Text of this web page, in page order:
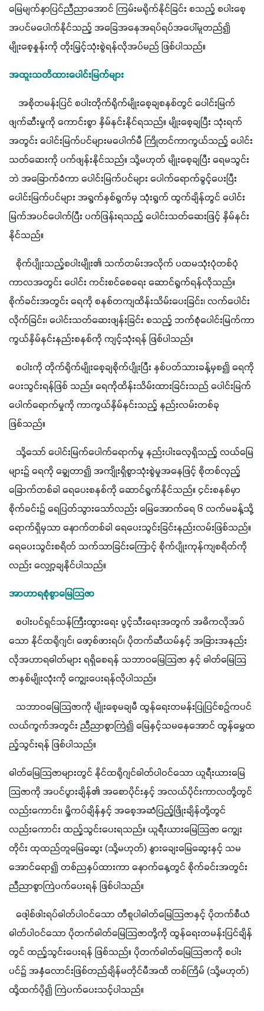
‌မြေမျက်နှာပြင်ညီညာအောင် ကြမ်းမရိုက်နိုင်ခြင်း စသည့် စပါးစေ့
အပင်မပေါက်နိုင်သည့် အ‌ခြေအနေအရပ်ရပ်အပေါ်မူတည်၍
မျိုးစေ့နှုန်းကို တိုးမြှင့်သုံးစွဲရန်လိုအပ်မည် ဖြစ်ပါသည်။
အထူးသတိထားပေါင်းမြက်များ
အစိုတမန်းပြင် စပါးတိုက်ရိုက်မျိုးစေ့ချစနစ်တွင် ပေါင်းမြက်
ဖျက်ဆီးမှုကို ကောင်းစွာ နှိမ်နင်းနိုင်ရသည်။ မျိုးစေ့ချပြီး သုံးရက်
အတွင်း ပေါင်းမြက်ပင်များမပေါက်မီ ကြိုတင်ကာကွယ်သည့် ပေါင်း
သတ်ဆေးကို ပက်ဖျန်းနိုင်သည်။ သို့မဟုတ် မျိုးစေ့ချပြီး ရေမသွင်း
ဘဲ အ‌ခြောက်ခံကာ ပေါင်းမြက်ပင်များ ပေါက်ရောက်ခွင့်ပေးပြီး
ပေါင်းမြက်ပင်များ အရွက်နှစ်ရွက်မှ သုံးရွက် ထွက်ချိန်တွင် ပေါင်း
မြက်အပင်ပေါက်ပြီး ပက်ဖြန်းရသည့် ပေါင်းသတ်ဆေးဖြင့် နှိမ်နင်း
နိုင်သည်။
စိုက်ပျိုးသည့်စပါးမျိုး၏ သက်တမ်းအလိုက် ပထမသုံးပုံတစ်ပုံ
ကာလအတွင်း ပေါင်း ကင်းစင်စေရေး ဆောင်ရွက်ရန်လိုသည်။
စိုက်ခင်းအတွင်း ရေကို စနစ်တကျထိန်းသိမ်းပေးခြင်း၊ လက်ပေါင်း
လိုက်ခြင်း၊ ပေါင်းသတ်ဆေးဖျန်းခြင်း စသည့် ဘက်စုံပေါင်းမြက်ကာ
ကွယ်နှိမ်နင်းနည်းစနစ်ကို ကျင့်သုံးရန် ဖြစ်ပါသည်။
စပါးကို တိုက်ရိုက်မျိုးစေ့ချစိုက်ပျိုးပြီး နှစ်ပတ်သားခန့်မှစ၍ ရေကို
ပေးသွင်းရန်ဖြစ် သည်။ ရေကိုထိန်းသိမ်းထားခြင်းသည် ပေါင်းမြက်
ပေါက်ရောက်မှုကို ကာကွယ်နှိမ်နင်းသည့် နည်းလမ်းတစ်ခု
ဖြစ်သည်။
သို့သော် ပေါင်းမြက်ပေါက်ရောက်မှု နည်းပါးလေ့ရှိသည့် လယ်မြေ
များ၌ ရေကို ချွေတာ၍ အကျိုးရှိစွာသုံးစွဲမှုအ‌နေဖြင့် စိုတစ်လှည့်
ခြောက်တစ်ခါ ရေပေးစနစ်ကို ဆောင်ရွက်နိုင်သည်။ ၄င်းစနစ်မှာ
စိုက်ခင်း၌ ရေပြတ်သွားသော်လည်း မြေအောက်ရေ ၆ လက်မခန့်သို့
ရောက်ရှိမှသာ နောက်တစ်ခါ ရေပေးသွင်းခြင်းနည်းလမ်းဖြစ်သည်။
ရေပေးသွင်းစရိတ် သက်သာခြင်းကြောင့် စိုက်ပျိုးကုန်ကျစရိတ်ကို
လည်း လျှော့ချနိုင်ပါသည်။
အာဟာရစုံစွာမြေသြဇာ
စပါးပင်ရှင်သန်ကြီးထွားရေး ပွင့်သီးရေးအတွက် အဓိကလိုအပ်
သော နိုင်ထရိုဂျင်၊ ဖော့စ်ဖားရပ်၊ ပိုတက်ဆီယမ်နှင့် အခြားအနည်း
လိုအဟာရဓါတ်များ ရရှိစေရန် သဘာဝမြေသြဇာ နှင့် ဓါတ်မြေသြ
ဇာနှစ်မျိုးလုံးကို ကျွေးပေးရန်လိုပါသည်။
သဘာဝမြေသြဇာကို မျိုးစေ့မချမီ ထွန်ရေးတမန်းပြုပြင်စဉ်ကပင်
လယ်ကွက်အတွင်း ညီညာစွာကြဲ၍ ‌မြေနှင့်သမနေအောင် ထွန်မွှေထ
ည့်သွင်းရန် ဖြစ်ပါသည်။
ဓါတ်‌မြေသြဇာများတွင် နိုင်ထရိုဂျင်ဓါတ်ပါဝင်သော ယူရီးယား‌မြေ
သြဇာကို အပင်ပွားချိန်၏ အစောပိုင်းနှင့် အလယ်ပိုင်းကာလတို့တွင်
လည်းကောင်း၊ မှို့ကပ်ချိန်နှင့် အစေ့အဆံပြည့်ဖြိုးချိန်တို့တွင်
လည်းကောင်း ထည့်သွင်းပေးရသည်။ ယူရီးယားမြေသြဇာ ကျွေး
တိုင်း ထုထည်တူမြေဆွေး (သို့မဟုတ်) နွားချေးမြေဆွေးနှင့် သမ
အောင်ရော၍ တစ်ညနှပ်ထားကာ နောက်နေ့တွင် စိုက်ခင်းအတွင်း
ညီညာစွာကြဲပက်ပေးရန် ဖြစ်ပါသည်။
ဖေါ့စ်ဖါးရပ်ဓါတ်ပါဝင်သော တီစူပါဓါတ်မြေသြဇာနှင့် ပိုတက်စီယံ
ဓါတ်ပါဝင်သော ပိုတက်ဓါတ်မြေသြဇာတို့ကို ထွန်ရေးတမန်းပြင်ချိန်
တွင် ထည့်သွင်းပေးရန် ဖြစ်သည်။ ပိုတက်ဓါတ်မြေသြဇာကို စပါး
ပင်၌ အနှံလောင်းဖြစ်တည်ချိန်မတိုင်မီအထိ တစ်ကြိမ် (သို့မဟုတ်)
ထို့ထက်ပို၍ ကြဲပက်ပေးသင့်ပါသည်။